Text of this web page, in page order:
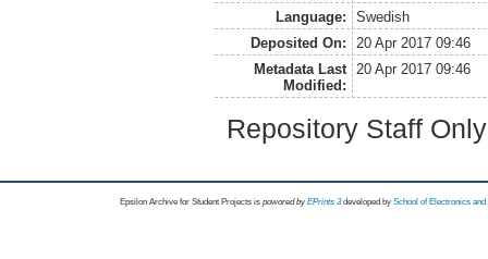
Language:
Swedish
Deposited On:
20 Apr 2017 09:46
Metadata Last
Modified:
20 Apr 2017 09:46
Repository Staff
Epsilon Archive for Student Projects is powored byEPrints 3 developed by School of Electronics